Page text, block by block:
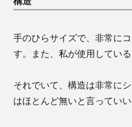
手のひらサイズで、非常に
す。また、私が使用してい
それでいて、構造は非常に
はほとんど無いと言っていい